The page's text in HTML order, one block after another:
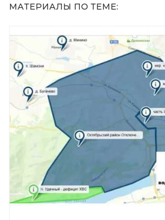
МАТЕРИАЛЫ ПО ТЕМЕ: